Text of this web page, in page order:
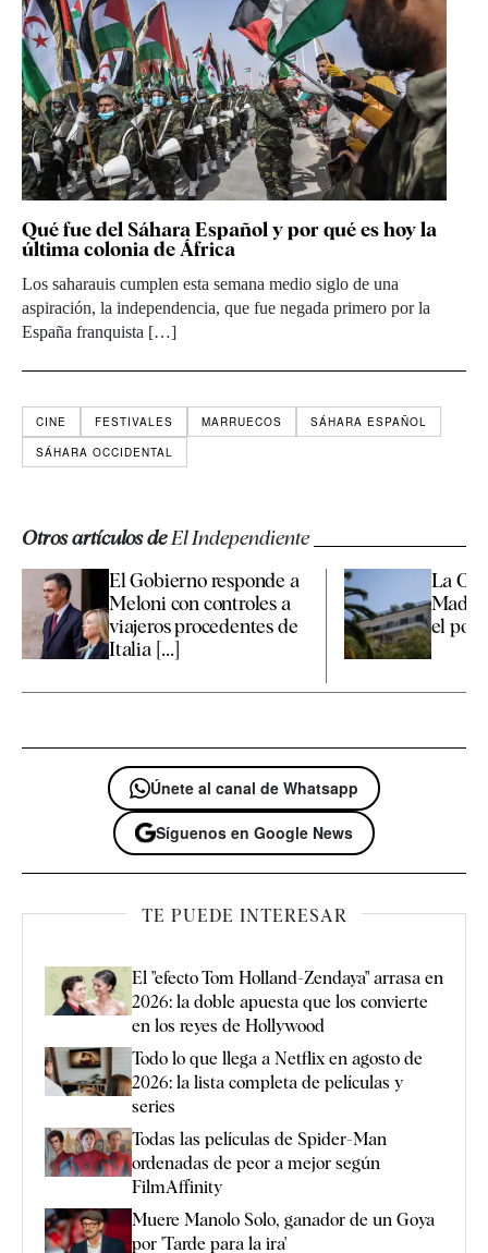
Qué fue del Sáhara Español y por qué es hoy la
última colonia de África
Los saharauis cumplen esta semana medio siglo de una
aspiración, la independencia, que fue negada primero por la
España franquista […]
CINE FESTIVALES MARRUECOS
SÁHARA ESPAÑOL
SÁHARA OCCIDENTAL
Otros artículos deEl Independiente
El Gobierno responde a
Meloni con controles a
viajeros procedentes de
Italia [...]
La
el
Únete al canal de Whatsapp
Síguenos en Google News
TE PUEDE INTERESAR
El "efecto Tom Holland-Zendaya" arrasa en
2026: la doble apuesta que los convierte
en los reyes de Hollywood
Todo lo que llega a Netflix en agosto de
2026: la lista completa de películas y
series
Todas las películas de Spider-Man
ordenadas de peor a mejor según
FilmAffinity
Muere Manolo Solo, ganador de un Goya
por 'Tarde para la ira'